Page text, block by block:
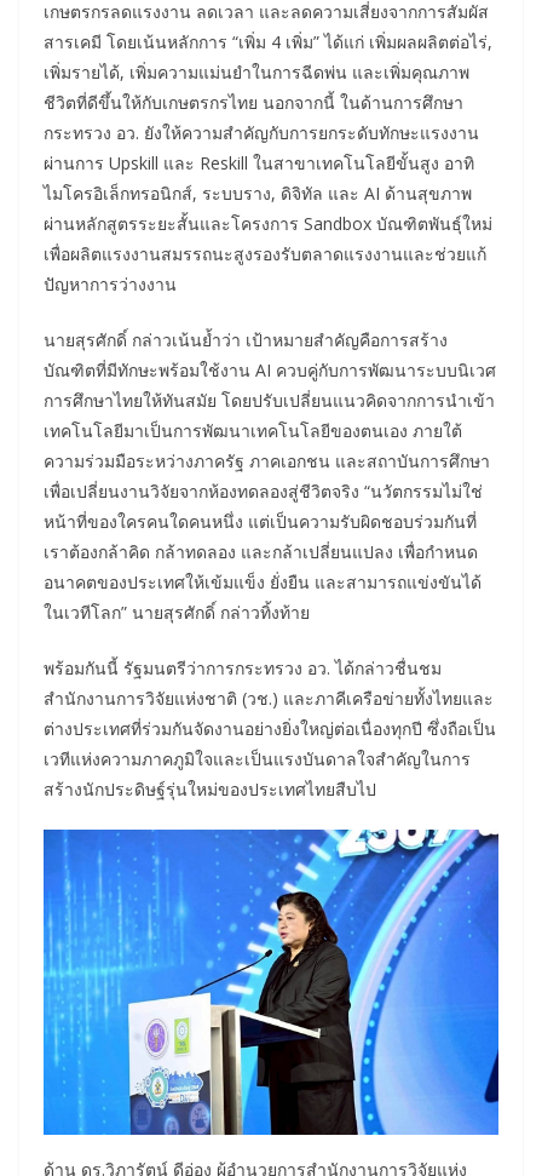
เกษตรกรลดแรงงาน ลดเวลา และลดความเสี่ยงจากการสัมผัส
สารเคมี โดยเน้นหลักการ “เพิ่ม 4 เพิ่ม” ได้แก่ เพิ่มผลผลิตต่อไร่,
เพิ่มรายได้, เพิ่มความแม่นยำในการฉีดพ่น และเพิ่มคุณภาพ
ชีวิตที่ดีขึ้นให้กับเกษตรกรไทย นอกจากนี้ ในด้านการศึกษา
กระทรวง อว. ยังให้ความสำคัญกับการยกระดับทักษะแรงงาน
ผ่านการ Upskill และ Reskill ในสาขาเทคโนโลยีขั้นสูง อาทิ
ไมโครอิเล็กทรอนิกส์, ระบบราง, ดิจิทัล และ AI ด้านสุขภาพ
ผ่านหลักสูตรระยะสั้นและโครงการ Sandbox บัณฑิตพันธุ์ใหม่
เพื่อผลิตแรงงานสมรรถนะสูงรองรับตลาดแรงงานและช่วยแก้
ปัญหาการว่างงาน
นายสุรศักดิ์ กล่าวเน้นย้ำว่า เป้าหมายสำคัญคือการสร้าง
บัณฑิตที่มีทักษะพร้อมใช้งาน AI ควบคู่กับการพัฒนาระบบนิเวศ
การศึกษาไทยให้ทันสมัย โดยปรับเปลี่ยนแนวคิดจากการนำเข้า
เทคโนโลยีมาเป็นการพัฒนาเทคโนโลยีของตนเอง ภายใต้
ความร่วมมือระหว่างภาครัฐ ภาคเอกชน และสถาบันการศึกษา
เพื่อเปลี่ยนงานวิจัยจากห้องทดลองสู่ชีวิตจริง “นวัตกรรมไม่ใช่
หน้าที่ของใครคนใดคนหนึ่ง แต่เป็นความรับผิดชอบร่วมกันที่
เราต้องกล้าคิด กล้าทดลอง และกล้าเปลี่ยนแปลง เพื่อกำหนด
อนาคตของประเทศให้เข้มแข็ง ยั่งยืน และสามารถแข่งขันได้
ในเวทีโลก” นายสุรศักดิ์ กล่าวทิ้งท้าย
พร้อมกันนี้ รัฐมนตรีว่าการกระทรวง อว. ได้กล่าวชื่นชม
สำนักงานการวิจัยแห่งชาติ (วช.) และภาคีเครือข่ายทั้งไทยและ
ต่างประเทศที่ร่วมกันจัดงานอย่างยิ่งใหญ่ต่อเนื่องทุกปี ซึ่งถือเป็น
เวทีแห่งความภาคภูมิใจและเป็นแรงบันดาลใจสำคัญในการ
สร้างนักประดิษฐ์รุ่นใหม่ของประเทศไทยสืบไป
ด้าน ดร.วิภารัตน์ ดีอ่อง ผู้อำนวยการสำนักงานการวิจัยแห่ง